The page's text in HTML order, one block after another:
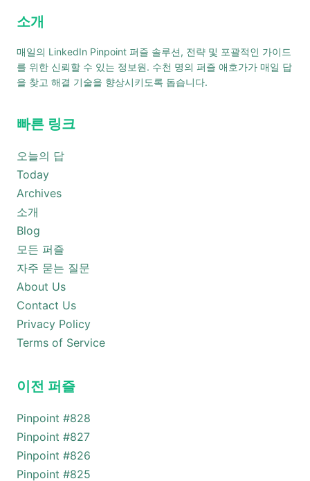
소개
매일의 LinkedIn Pinpoint 퍼즐 솔루션, 전략 및 포괄적인 가이드
를 위한 신뢰할 수 있는 정보원. 수천 명의 퍼즐 애호가가 매일 답
을 찾고 해결 기술을 향상시키도록 돕습니다.
빠른 링크
오늘의 답
Today
Archives
소개
Blog
모든 퍼즐
자주 묻는 질문
About Us
Contact Us
Privacy Policy
Terms of Service
이전 퍼즐
Pinpoint #828
Pinpoint #827
Pinpoint #826
Pinpoint #825